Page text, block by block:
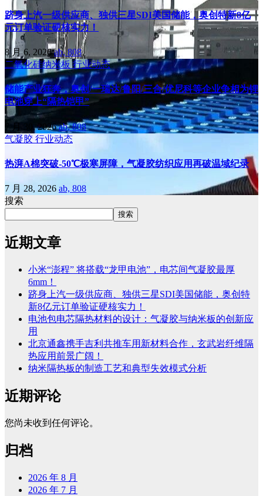
跻身上汽一级供应商、独供三星SDI美国储能，奥创特新8亿
元订单验证硬核实力！
8 月 6, 2026ab, 808
二氧化硅纳米板行业动态
储能产业狂奔，奥创/一瑞达/鲁阳/三合/优尼科等企业争相为锂
电池穿上“隔热铠甲”
7 月 30, 2026ab, 808
气凝胶 行业动态
热湃A棉突破-50℃极寒屏障，气凝胶纺织应用再破温域纪录
7 月 28, 2026 ab, 808
搜索
搜索
近期文章
小米“澎程” 将搭载“龙甲电池”，电芯间气凝胶最厚
6mm！
跻身上汽一级供应商、独供三星SDI美国储能，奥创特
新8亿元订单验证硬核实力！
电池包电芯隔热材料的设计：气凝胶与纳米板的创新应
用
北京通鑫携手吉利共推车用新材料合作，玄武岩纤维隔
热应用前景广阔！
纳米隔热板的制造工艺和典型失效模式分析
近期评论
您尚未收到任何评论。
归档
2026 年 8 月
2026 年 7 月